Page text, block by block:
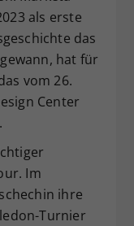
als erste
das
hat für
vom 26.
Center
Im
ihre
Turnier
Ihre Consent-
eine
für die
Ihrer
falls der
eingestellt